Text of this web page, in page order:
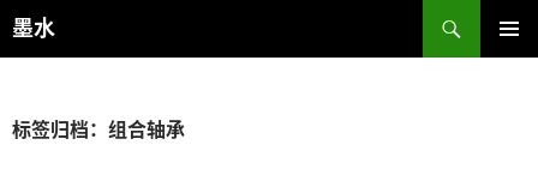
跳
至
墨水
搜
索
标签归档：组合轴承